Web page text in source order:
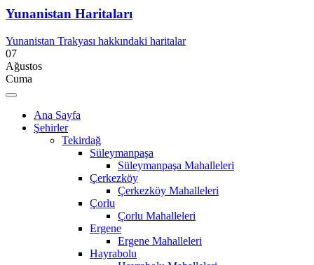
Yunanistan Haritaları
Yunanistan Trakyası hakkındaki haritalar
07
Ağustos
Cuma
Ana Sayfa
Şehirler
Tekirdağ
Süleymanpaşa
Süleymanpaşa Mahalleleri
Çerkezköy
Çerkezköy Mahalleleri
Çorlu
Çorlu Mahalleleri
Ergene
Ergene Mahalleleri
Hayrabolu